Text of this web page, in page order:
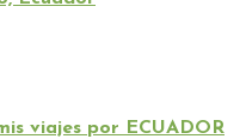
viajes por ECUADOR